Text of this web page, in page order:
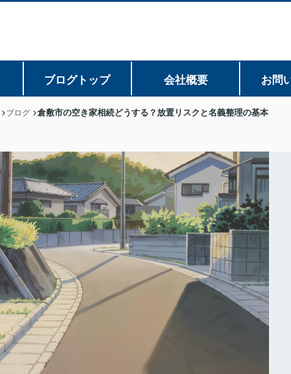
ブログトップ 会社概要 お問
ブログ 倉敷市の空き家相続どうする？放置リスクと名義整理の基本